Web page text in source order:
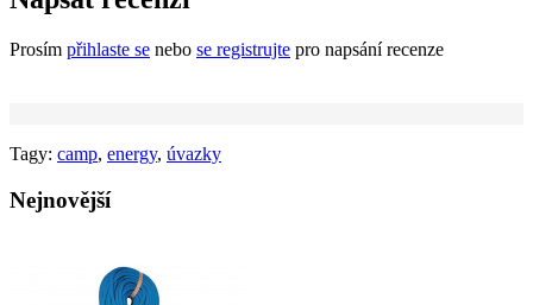
Prosím přihlaste se nebo se registrujte pro napsání recenze
Tagy: camp, energy, úvazky
Nejnovější